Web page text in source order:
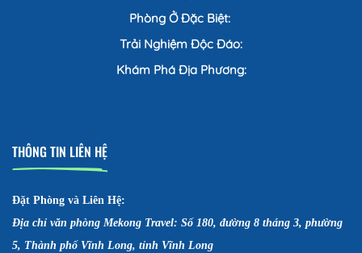
Phòng Ở Đặc Biệt:
Trải Nghiệm Độc Đáo:
Khám Phá Địa Phương:
THÔNG TIN LIÊN HỆ
Đặt Phòng và Liên Hệ:
Địa chỉ văn phòng Mekong Travel: Số 180, đường 8 tháng 3, phường
5, Thành phố Vĩnh Long, tỉnh Vĩnh Long